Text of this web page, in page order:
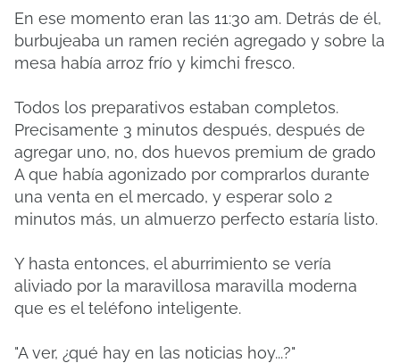
En ese momento eran las 11:30 am. Detrás de él,
burbujeaba un ramen recién agregado y sobre la
mesa había arroz frío y kimchi fresco.
Todos los preparativos estaban completos.
Precisamente 3 minutos después, después de
agregar uno, no, dos huevos premium de grado
A que había agonizado por comprarlos durante
una venta en el mercado, y esperar solo 2
minutos más, un almuerzo perfecto estaría listo.
Y hasta entonces, el aburrimiento se vería
aliviado por la maravillosa maravilla moderna
que es el teléfono inteligente.
"A ver, ¿qué hay en las noticias hoy...?"